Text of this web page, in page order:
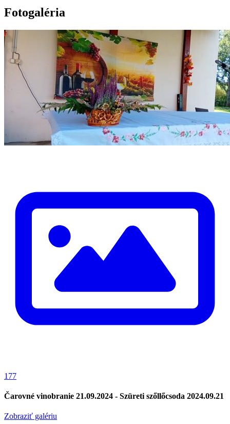
Fotogaléria
177
Čarovné vinobranie 21.09.2024 - Szüreti szőllőcsoda 2024.09.21
Zobraziť galériu